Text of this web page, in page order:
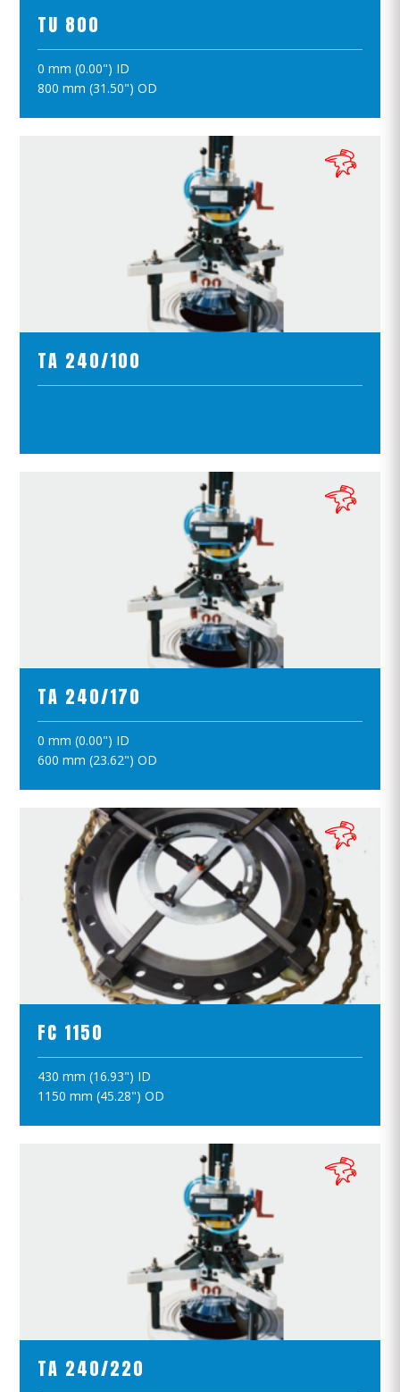
TU 800
0 mm (0.00") ID
800 mm (31.50") OD
ПОЛОЖИТЪ В КОРЗИНУ
TA 240/100
ПРОСМОТР ПРОДУКТОВ
TA 240/170
0 mm (0.00") ID
600 mm (23.62") OD
ПРОСМОТР ПРОДУКТОВ
ПОЛОЖИТЪ В КОРЗИНУ
FC 1150
430 mm (16.93") ID
1150 mm (45.28") OD
ПРОСМОТР ПРОДУКТОВ
ПОЛОЖИТЪ В КОРЗИНУ
TA 240/220
ПРОСМОТР ПРОДУКТОВ